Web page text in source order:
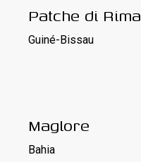
Patche di Rima
Guiné-Bissau
Maglore
Bahia